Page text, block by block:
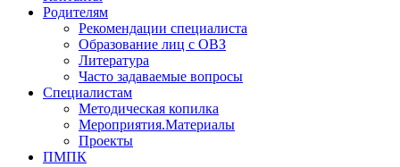
Родителям
Рекомендации специалиста
Образование лиц с ОВЗ
Литература
Часто задаваемые вопросы
Специалистам
Методическая копилка
Мероприятия.Материалы
Проекты
ПМПК